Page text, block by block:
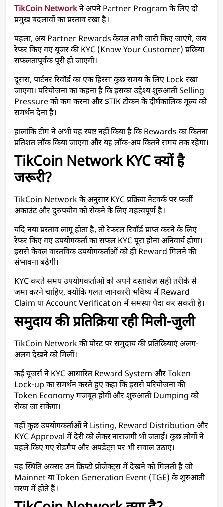
TikCoin Network ने अपने Partner Program के लिए दो
प्रमुख बदलावों का प्रस्ताव रखा है।
पहला, अब Partner Rewards केवल तभी जारी किए जाएंगे, जब
रेफर किए गए यूजर की KYC (Know Your Customer) प्रक्रिया
सफलतापूर्वक पूरी हो जाएगी।
दूसरा, पार्टनर रिवॉर्ड का एक हिस्सा कुछ समय के लिए Lock रखा
जाएगा। परियोजना का कहना है कि इसका उद्देश्य शुरुआती Selling
Pressure को कम करना और $TIK टोकन के दीर्घकालिक मूल्य को
समर्थन देना है।
हालांकि टीम ने अभी यह स्पष्ट नहीं किया है कि Rewards का कितना
प्रतिशत लॉक किया जाएगा और यह लॉक-अप कितने समय तक रहेगा।
TikCoin Network KYC क्यों है
जरूरी?
TikCoin Network के अनुसार KYC प्रक्रिया नेटवर्क पर फर्जी
अकाउंट और दुरुपयोग को रोकने के लिए महत्वपूर्ण है।
यदि नया प्रस्ताव लागू होता है, तो रेफरल रिवॉर्ड प्राप्त करने के लिए
रेफर किए गए उपयोगकर्ता का सफल KYC पूरा होना अनिवार्य होगा।
इससे केवल वास्तविक उपयोगकर्ताओं को ही Reward मिलने की
संभावना बढ़ेगी।
KYC करते समय उपयोगकर्ताओं को अपने दस्तावेज़ सही तरीके से
जमा करने चाहिए, क्योंकि गलत जानकारी भविष्य में Reward
Claim या Account Verification में समस्या पैदा कर सकती है।
समुदाय की प्रतिक्रिया रही मिली-जुली
TikCoin Network की पोस्ट पर समुदाय की प्रतिक्रियाएं अलग-
अलग देखने को मिलीं।
कई यूजर्स ने KYC आधारित Reward System और Token
Lock-up का समर्थन करते हुए कहा कि इससे परियोजना की
Token Economy मजबूत होगी और शुरुआती Dumping को
रोका जा सकेगा।
वहीं कुछ उपयोगकर्ताओं ने Listing, Reward Distribution और
KYC Approval में देरी को लेकर नाराजगी भी जताई। कुछ लोगों ने
पहले किए गए रोडमैप और अपडेट्स पर भी सवाल उठाए।
यह स्थिति अक्सर उन क्रिप्टो प्रोजेक्ट्स में देखने को मिलती है जो
Mainnet या Token Generation Event (TGE) के शुरुआती
चरण में होते हैं।